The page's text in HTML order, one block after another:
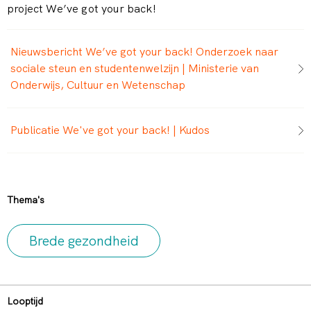
project We’ve got your back!
Nieuwsbericht We’ve got your back! Onderzoek naar
sociale steun en studentenwelzijn | Ministerie van
Onderwijs, Cultuur en Wetenschap
Publicatie We've got your back! | Kudos
Thema's
Brede gezondheid
Looptijd